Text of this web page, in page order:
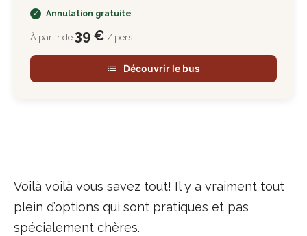
Annulation gratuite
À partir de 39 € / pers.
Découvrir le bus
Voilà voilà vous savez tout! Il y a vraiment tout
plein d’options qui sont pratiques et pas
spécialement chères.